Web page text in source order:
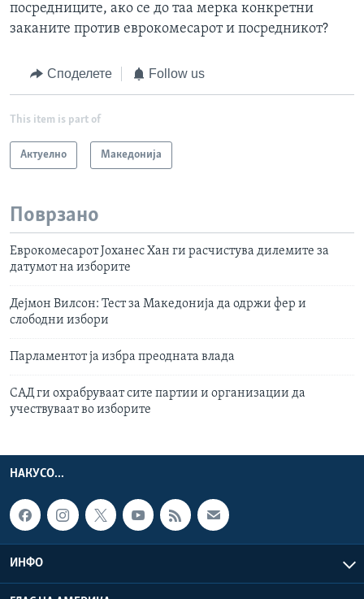
посредниците, ако се до таа мерка конкретни
заканите против еврокомесарот и посредникот?
Споделете Follow us
This item is part of
Актуелно Македонија
Поврзано
Еврокомесарот Јоханес Хан ги расчистува дилемите за
датумот на изборите
Дејмон Вилсон: Тест за Македонија да одржи фер и
слободни избори
Парламентот ја избра преодната влада
САД ги охрабруваат сите партии и организации да
учествуваат во изборите
НАКУСО...
ИНФО